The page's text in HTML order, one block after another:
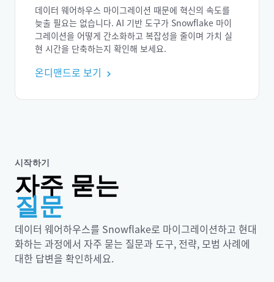
데이터 웨어하우스 마이그레이션 때문에 혁신의 속도를
늦출 필요는 없습니다. AI 기반 도구가 Snowflake 마이
그레이션을 어떻게 간소화하고 복잡성을 줄이며 가치 실
현 시간을 단축하는지 확인해 보세요.
온디맨드로 보기
시작하기
자주 묻는
질문
데이터 웨어하우스를 Snowflake로 마이그레이션하고 현대
화하는 과정에서 자주 묻는 질문과 도구, 전략, 모범 사례에
대한 답변을 확인하세요.